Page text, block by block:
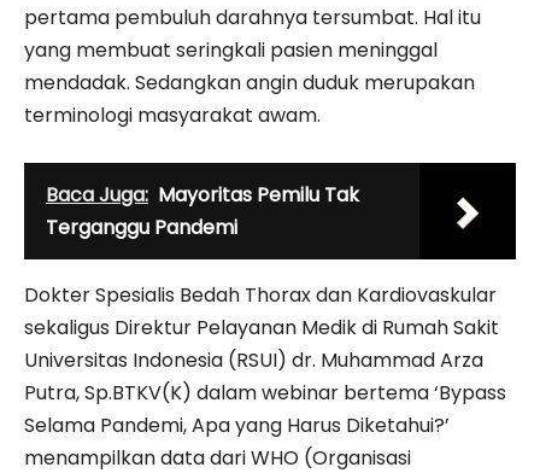
pertama pembuluh darahnya tersumbat. Hal itu
yang membuat seringkali pasien meninggal
mendadak. Sedangkan angin duduk merupakan
terminologi masyarakat awam.
Baca Juga: Mayoritas Pemilu Tak
Terganggu Pandemi
Dokter Spesialis Bedah Thorax dan Kardiovaskular
sekaligus Direktur Pelayanan Medik di Rumah Sakit
Universitas Indonesia (RSUI) dr. Muhammad Arza
Putra, Sp.BTKV(K) dalam webinar bertema ‘Bypass
Selama Pandemi, Apa yang Harus Diketahui?’
menampilkan data dari WHO (Organisasi